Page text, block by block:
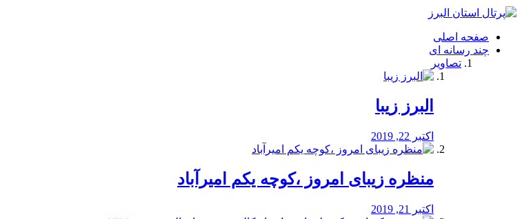
فصد
شرق
تهران
خشکشویی
صفحه اصلی
چند رسانه ای
تصاویر
البرز زیبا
اکتبر 22, 2019
منظره‌‌ زیبای امروز ،کوچه یکم امیرآباد
اکتبر 21, 2019